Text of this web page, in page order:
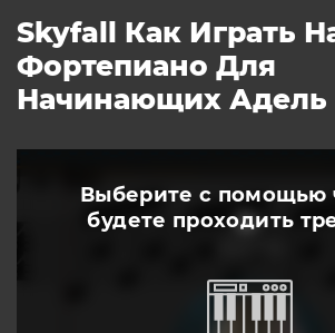
Skyfall Как Играть
Фортепиано Для
Начинающих Адель
Выберите с помощью
будете проходить